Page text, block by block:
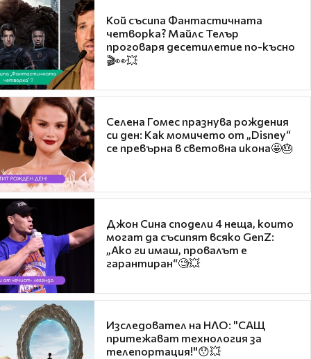
Кой съсипа Фантастичната
четворка? Майлс Телър
проговаря десетилетие по-късно
🎬👀💥
Селена Гомес празнува рождения
си ден: Как момичето от „Disney“
се превърна в световна икона🤩🎂
Джон Сина сподели 4 неща, които
могат да съсипят всяко GenZ:
„Ако ги имаш, провалът е
гарантиран“🧐💥
Изследовател на НЛО: "САЩ
притежават технология за
телепортация!"😯💥